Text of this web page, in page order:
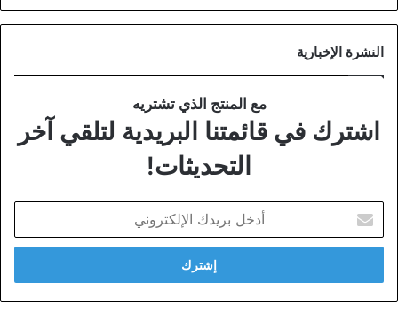
النشرة الإخبارية
مع المنتج الذي تشتريه
اشترك في قائمتنا البريدية لتلقي آخر
التحديثات!
بريدك
الإلكتروني